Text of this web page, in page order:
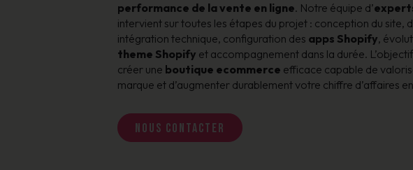
performance de la vente en ligne. Notre équipe d’
intervient sur toutes les étapes du projet : conception du site,
intégration technique, configuration des apps Shopify,
theme Shopify et accompagnement dans la durée.
créer une boutique ecommerce efficace capable de
marque et d’augmenter durablement votre chiffre d’affaires
Nous contacter